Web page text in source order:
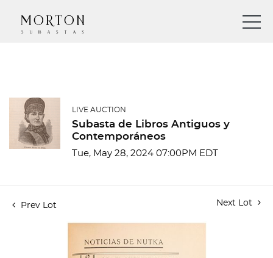
LIVE AUCTION
Subasta de Libros Antiguos y
Contemporáneos
Tue, May 28, 2024 07:00PM EDT
Prev Lot Next Lot